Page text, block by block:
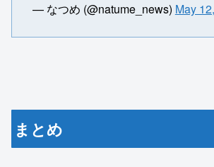
— なつめ (@natume_news) May
まとめ